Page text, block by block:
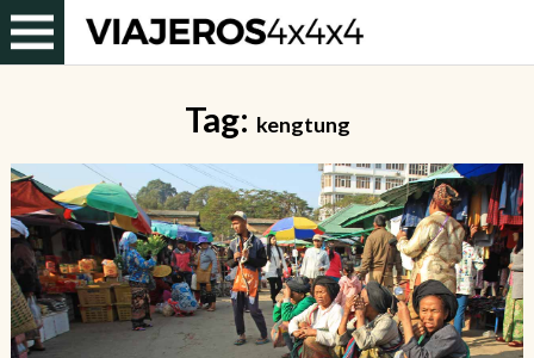
Tag: kengtung